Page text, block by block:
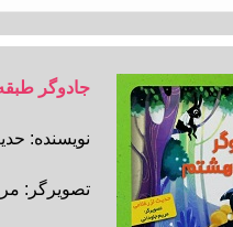
جادوگر
نویسنده:
تصویرگر: